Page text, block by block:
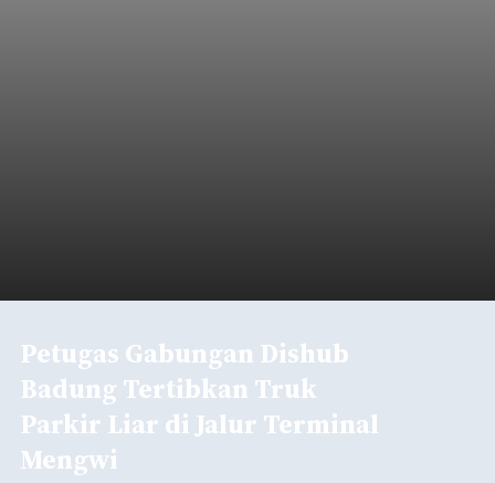
Petugas Gabungan Dishub
Badung Tertibkan Truk
Parkir Liar di Jalur Terminal
Mengwi